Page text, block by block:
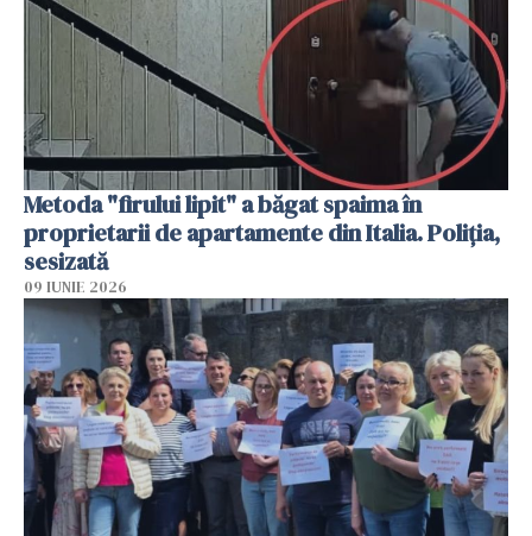
Metoda "firului lipit" a băgat spaima în
proprietarii de apartamente din Italia. Poliția,
sesizată
09 IUNIE 2026